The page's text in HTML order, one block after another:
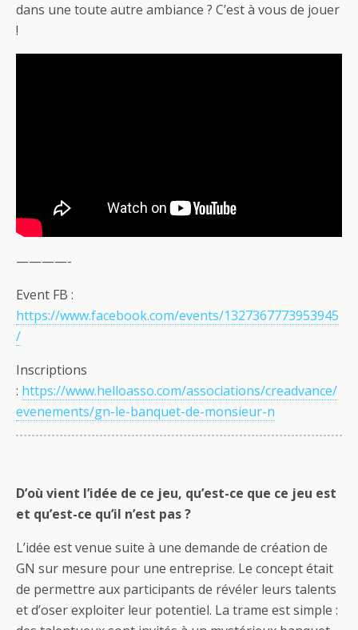
dans une toute autre ambiance ? C’est à vous de jouer
!
————-
Event FB :
https://www.facebook.com/events/1327367773953945
/
Inscriptions
: https://www.helloasso.com/associations/creadvance/
evenements/gn-le-banquet-de-monsieur-n
D’où vient l’idée de ce jeu, qu’est-ce que ce jeu est
et qu’est-ce qu’il n’est pas ?
L’idée est venue suite à une demande de création de
GN sur mesure pour une entreprise. Le concept était
de permettre aux participants de révéler leurs talents
et d’oser exploiter leur potentiel. La trame est simple :